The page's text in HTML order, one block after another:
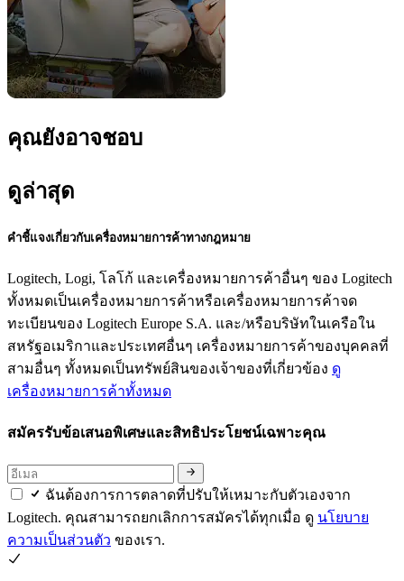
คุณยังอาจชอบ
ดูล่าสุด
คำชี้แจงเกี่ยวกับเครื่องหมายการค้าทางกฎหมาย
Logitech, Logi, โลโก้ และเครื่องหมายการค้าอื่นๆ ของ Logitech
ทั้งหมดเป็นเครื่องหมายการค้าหรือเครื่องหมายการค้าจด
ทะเบียนของ Logitech Europe S.A. และ/หรือบริษัทในเครือใน
สหรัฐอเมริกาและประเทศอื่นๆ เครื่องหมายการค้าของบุคคลที่
สามอื่นๆ ทั้งหมดเป็นทรัพย์สินของเจ้าของที่เกี่ยวข้อง ดู
เครื่องหมายการค้าทั้งหมด
สมัครรับข้อเสนอพิเศษและสิทธิประโยชน์เฉพาะคุณ
ฉันต้องการการตลาดที่ปรับให้เหมาะกับตัวเองจาก
Logitech. คุณสามารถยกเลิกการสมัครได้ทุกเมื่อ ดู นโยบาย
ความเป็นส่วนตัว ของเรา.